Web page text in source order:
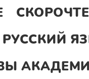
РУССКИЙ